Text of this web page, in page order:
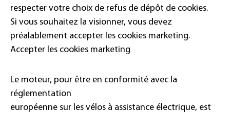
respecter votre choix de refus de dépôt de cookies.
Si vous souhaitez la visionner, vous devez
préalablement accepter les cookies marketing.
Accepter les cookies marketing
Le moteur, pour être en conformité avec la
réglementation
européenne sur les vélos à assistance électrique, est